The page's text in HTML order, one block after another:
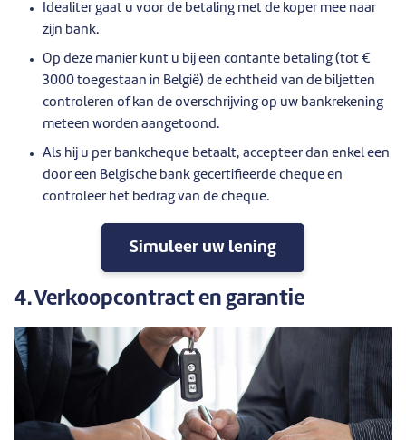
Idealiter gaat u voor de betaling met de koper mee naar
zijn bank.
Op deze manier kunt u bij een contante betaling (tot €
3000 toegestaan in België) de echtheid van de biljetten
controleren of kan de overschrijving op uw bankrekening
meteen worden aangetoond.
Als hij u per bankcheque betaalt, accepteer dan enkel een
door een Belgische bank gecertifieerde cheque en
controleer het bedrag van de cheque.
Simuleer uw lening
4. Verkoopcontract en garantie